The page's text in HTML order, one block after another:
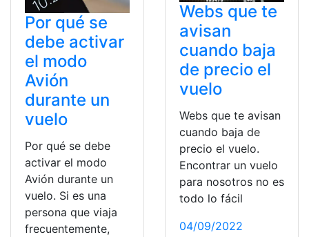
Por qué se
debe activar
el modo
Avión
durante un
vuelo
Por qué se debe
activar el modo
Avión durante un
vuelo. Si es una
persona que viaja
frecuentemente,
Webs que te
avisan
cuando baja
de precio el
vuelo
Webs que te avisan
cuando baja de
precio el vuelo.
Encontrar un vuelo
para nosotros no es
todo lo fácil
04/09/2022